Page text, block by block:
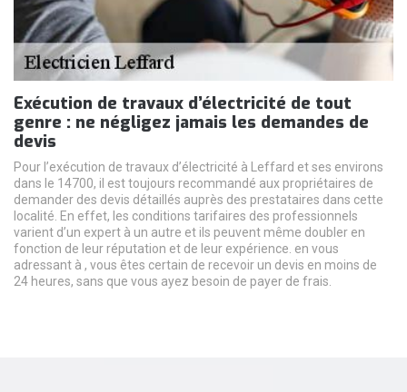
Exécution de travaux d’électricité de tout
genre : ne négligez jamais les demandes de
devis
Pour l’exécution de travaux d’électricité à Leffard et ses environs
dans le 14700, il est toujours recommandé aux propriétaires de
demander des devis détaillés auprès des prestataires dans cette
localité. En effet, les conditions tarifaires des professionnels
varient d’un expert à un autre et ils peuvent même doubler en
fonction de leur réputation et de leur expérience. en vous
adressant à , vous êtes certain de recevoir un devis en moins de
24 heures, sans que vous ayez besoin de payer de frais.